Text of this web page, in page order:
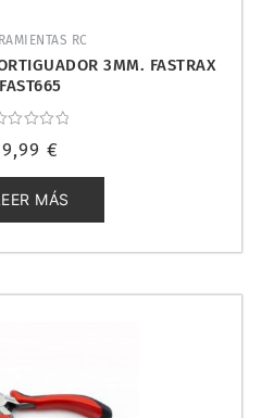
RC
3MM. FASTRAX
FAST665
con
9,99 €
MÁS